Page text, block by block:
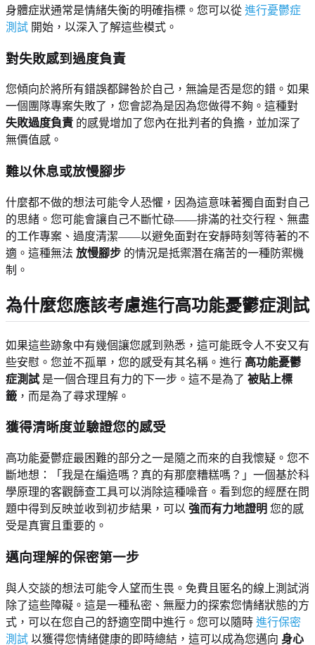
身體症狀通常是情緒失衡的明確指標。您可以從 進行憂鬱症
測試 開始，以深入了解這些模式。
對失敗感到過度負責
您傾向於將所有錯誤都歸咎於自己，無論是否是您的錯。如果
一個團隊專案失敗了，您會認為是因為您做得不夠。這種對
失敗過度負責 的感覺增加了您內在批判者的負擔，並加深了
無價值感。
難以休息或放慢腳步
什麼都不做的想法可能令人恐懼，因為這意味著獨自面對自己
的思緒。您可能會讓自己不斷忙碌——排滿的社交行程、無盡
的工作專案、過度清潔——以避免面對在安靜時刻等待著的不
適。這種無法 放慢腳步 的情況是抵禦潛在痛苦的一種防禦機
制。
為什麼您應該考慮進行高功能憂鬱症測試
如果這些跡象中有幾個讓您感到熟悉，這可能既令人不安又有
些安慰。您並不孤單，您的感受有其名稱。進行 高功能憂鬱
症測試 是一個合理且有力的下一步。這不是為了 被貼上標
籤 ，而是為了尋求理解。
獲得清晰度並驗證您的感受
高功能憂鬱症最困難的部分之一是隨之而來的自我懷疑。您不
斷地想：「我是在編造嗎？真的有那麼糟糕嗎？」一個基於科
學原理的客觀篩查工具可以消除這種噪音。看到您的經歷在問
題中得到反映並收到初步結果，可以 強而有力地證明 您的感
受是真實且重要的。
邁向理解的保密第一步
與人交談的想法可能令人望而生畏。免費且匿名的線上測試消
除了這些障礙。這是一種私密、無壓力的探索您情緒狀態的方
式，可以在您自己的舒適空間中進行。您可以隨時 進行保密
測試 以獲得您情緒健康的即時總結，這可以成為您邁向 身心